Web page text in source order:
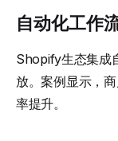
自动化工作
Shopify生态集成
放。案例显示，
率提升。